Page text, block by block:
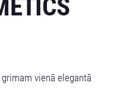
vienā elegantā